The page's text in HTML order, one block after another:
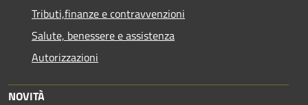
Tributi,finanze e contravvenzioni
Salute, benessere e assistenza
Autorizzazioni
NOVITÀ